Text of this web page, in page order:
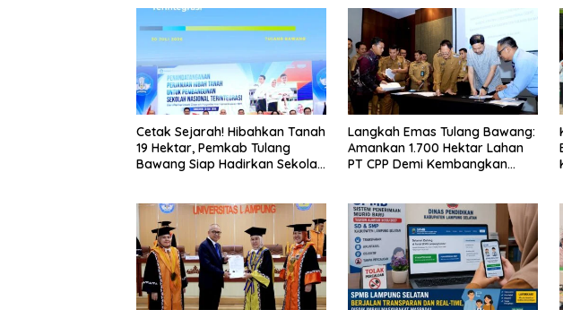
Cetak Sejarah! Hibahkan Tanah
19 Hektar, Pemkab Tulang
Bawang Siap Hadirkan Sekolah
Langkah Emas Tulang Bawang:
Amankan 1.700 Hektar Lahan
PT CPP Demi Kembangkan